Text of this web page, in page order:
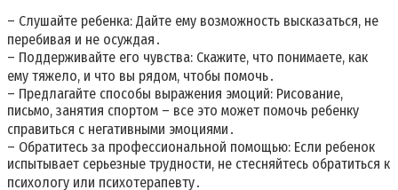
– Слушайте ребенка: Дайте ему возможность высказаться, не
перебивая и не осуждая․
– Поддерживайте его чувства: Скажите, что понимаете, как
ему тяжело, и что вы рядом, чтобы помочь․
– Предлагайте способы выражения эмоций: Рисование,
письмо, занятия спортом – все это может помочь ребенку
справиться с негативными эмоциями․
– Обратитесь за профессиональной помощью: Если ребенок
испытывает серьезные трудности, не стесняйтесь обратиться к
психологу или психотерапевту․